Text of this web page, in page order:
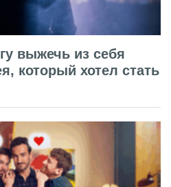
выжечь из себя
который хотел стать